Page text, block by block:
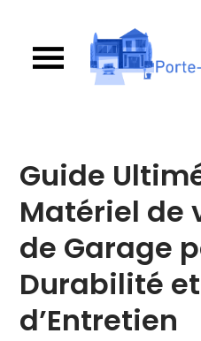
content
Guide
Matériel de
de Garage
Durabilité
d’Entretien